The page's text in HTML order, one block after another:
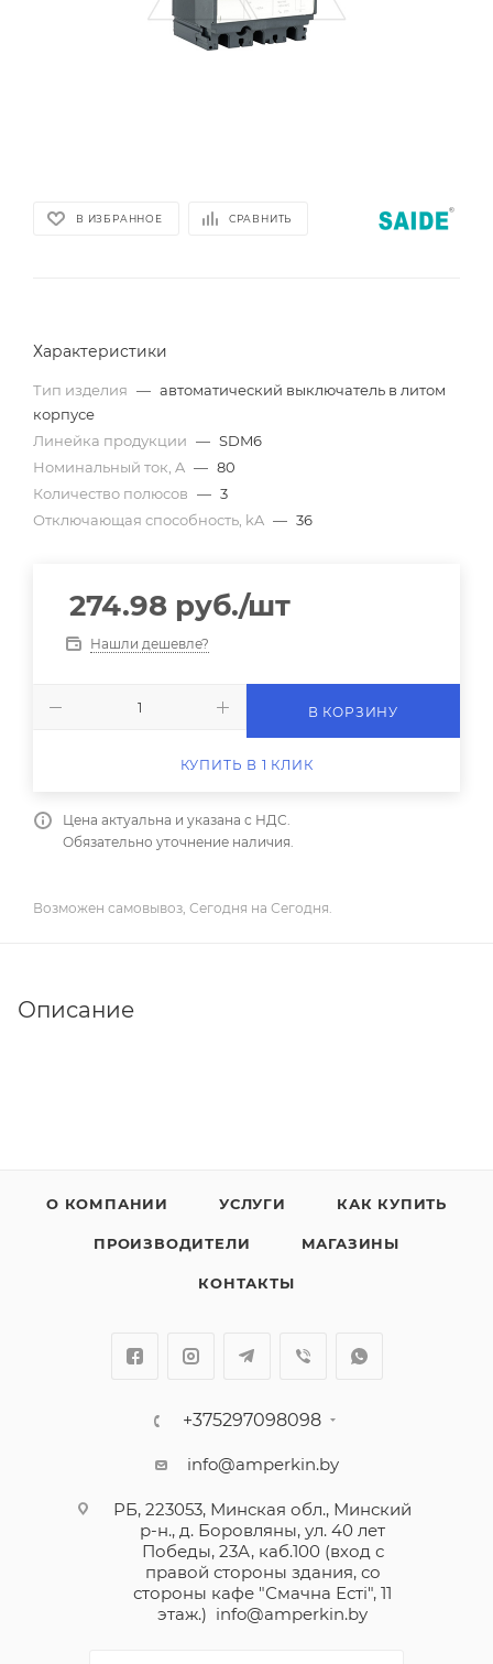
В ИЗБРАННОЕ СРАВНИТЬ
Характеристики
Тип изделия — автоматический выключатель в литом
корпусе
Линейка продукции — SDM6
Номинальный ток, A — 80
Количество полюсов — 3
Отключающая способность, kA — 36
274.98 руб./шт
Нашли дешевле?
В КОРЗИНУ
КУПИТЬ В 1 КЛИК
Цена актуальна и указана с НДС.
Обязательно уточнение наличия.
Возможен самовывоз, Сегодня на Сегодня.
Описание
О КОМПАНИИ УСЛУГИ КАК КУПИТЬ
ПРОИЗВОДИТЕЛИ МАГАЗИНЫ
КОНТАКТЫ
+375297098098
info@amperkin.by
РБ, 223053, Минская обл., Минский
р-н., д. Боровляны, ул. 40 лет
Победы, 23А, каб.100 (вход с
правой стороны здания, со
стороны кафе "Смачна Естi", 11
этаж.) info@amperkin.by